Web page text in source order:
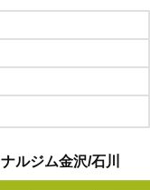
ルジム金沢/石川